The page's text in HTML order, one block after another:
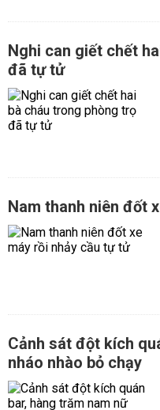
Nghi can giết chết
đã tự tử
Nam thanh niên đốt
Cảnh sát đột kích
nháo nhào bỏ chạy